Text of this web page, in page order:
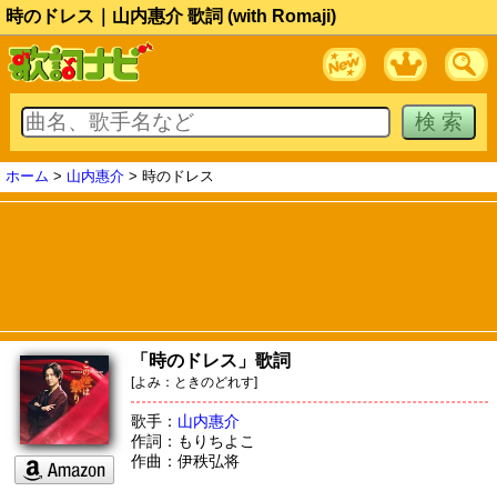
時のドレス｜山内惠介 歌詞 (with Romaji)
ホーム > 山内惠介 > 時のドレス
「時のドレス」歌詞
[よみ：ときのどれす]
歌手： 山内惠介
作詞：もりちよこ
作曲：伊秩弘将